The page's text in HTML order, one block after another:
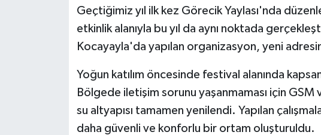
Geçtiğimiz yıl ilk kez Görecik Yaylası'nda
etkinlik alanıyla bu yıl da aynı noktada
Kocayayla'da yapılan organizasyon, yeni
Yoğun katılım öncesinde festival alanında
Bölgede iletişim sorunu yaşanmaması için
su altyapısı tamamen yenilendi. Yapılan
daha güvenli ve konforlu bir ortam oluşturuldu.